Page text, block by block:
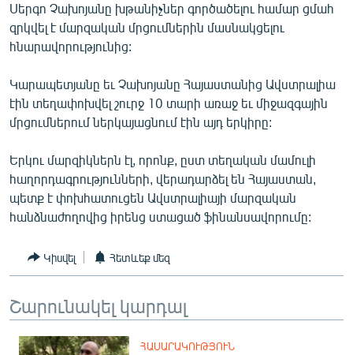
English
Русский
ՀԵՏԵՎԵՔ ՄԵԶ
«Ազատության» բոլոր կայքերը
Սերգո Չախոյանը խթանիչներ գործածելու համար ցմահ
զրկվել է մարզական մրցումներին մասնակցելու
հնարավորությունից:
Կարապետյանը եւ Չախոյանը Հայաստանից Ավստրալիա
էին տեղափոխվել շուրջ 10 տարի առաջ եւ միջազգային
մրցումներում ներկայացնում էին այդ երկիրը:
Երկու մարզիկներն էլ, որոնք, ըստ տեղական մամուլի
հաղորդագրությունների, վերադարձել են Հայաստան,
պետք է փոխհատուցեն Ավստրալիայի մարզական
հանձնաժողովից իրենց ստացած ֆինանսավորումը:
Կիսվել Հետևեք մեզ
Շարունակել կարդալ
ՀԱՍԱՐԱԿՈՒԹՅՈՒՆ